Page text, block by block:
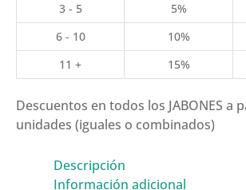
3 - 5
5%
6 - 10
10%
11 +
15%
Descuentos en todos los JABONES a
unidades (iguales o combinados)
Descripción
Información adicional